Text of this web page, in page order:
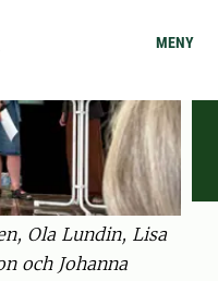
MENY
Ola Lundin, Lisa
och Johanna